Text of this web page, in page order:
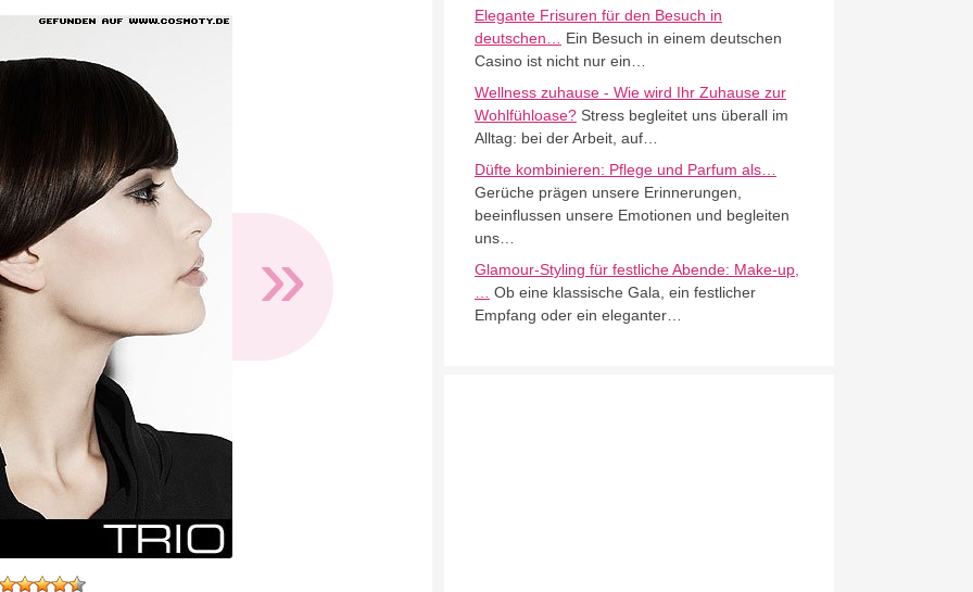
»
Elegante Frisuren für den Besuch in
deutschen…
Ein Besuch in einem deutschen
Casino ist nicht nur ein…
Wellness zuhause - Wie wird Ihr Zuhause zur
Wohlfühloase?Stress begleitet uns überall im
Alltag: bei der Arbeit, auf…
Düfte kombinieren: Pflege und Parfum als…
Gerüche prägen unsere Erinnerungen,
beeinflussen unsere Emotionen und begleiten
uns…
Glamour-Styling für festliche Abende: Make-up,
Ob eine klassische Gala, ein festlicher
Empfang oder ein eleganter…